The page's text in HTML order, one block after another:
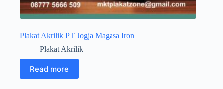
Plakat Akrilik PT Jogja Magasa Iron
Plakat Akrilik
Read more